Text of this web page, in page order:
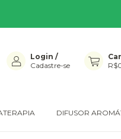
Login /
Cadastre-se
DIFUSOR